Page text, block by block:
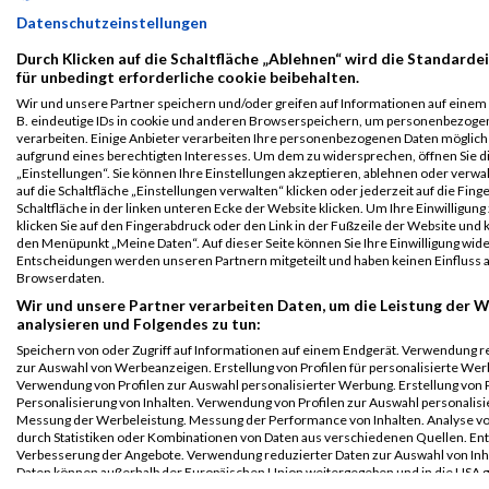
Grazathlon
Athlon Mixed
Team
4766
Legende:
GPos = Geschlechter Position, KPos = Kategorie Position, TPos =
Team Position, DNS = Did not start, DNF = Did not finish, DQ =
Disqualifiziert
Datenschutzeinstellungen
Durch Klicken auf die Schaltfläche „Ablehnen“ wird die
für unbedingt erforderliche cookie beibehalten.
Wir und unsere Partner speichern und/oder greifen auf Informationen auf einem
B. eindeutige IDs in cookie und anderen Browserspeichern, um
verarbeiten. Einige Anbieter verarbeiten Ihre personenbezogenen Daten
aufgrund eines berechtigten Interesses. Um dem zu widersprechen, öffnen Sie
„Einstellungen“. Sie können Ihre Einstellungen akzeptieren, ablehnen oder
auf die Schaltfläche „Einstellungen verwalten“ klicken oder jederzeit auf die
Schaltfläche in der linken unteren Ecke der Website klicken. Um Ihre
klicken Sie auf den Fingerabdruck oder den Link in der Fußzeile der Website und
den Menüpunkt „Meine Daten“. Auf dieser Seite können Sie Ihre Einwilligung
Entscheidungen werden unseren Partnern mitgeteilt und haben keinen Einfluss
Browserdaten.
Wir und unsere Partner verarbeiten Daten, um die Leistung der
analysieren und Folgendes zu tun:
Speichern von oder Zugriff auf Informationen auf einem Endgerät. Verwendung
zur Auswahl von Werbeanzeigen. Erstellung von Profilen für personalisierte
Verwendung von Profilen zur Auswahl personalisierter Werbung. Erstellung von
Personalisierung von Inhalten. Verwendung von Profilen zur Auswahl
Messung der Werbeleistung. Messung der Performance von Inhalten. Analyse
durch Statistiken oder Kombinationen von Daten aus verschiedenen Quellen.
Verbesserung der Angebote. Verwendung reduzierter Daten zur Auswahl von
Daten können außerhalb der Europäischen Union weitergegeben und in die USA